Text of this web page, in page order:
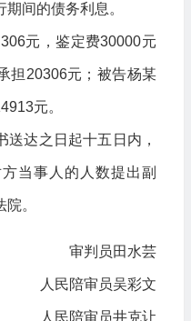
间的债务利息。
元，鉴定费30000元
担20306元；被告杨某
元。
达之日起十五日内，
当事人的人数提出副
。
审判员田水芸
人民陪审员吴彩文
人民陪审员井克让